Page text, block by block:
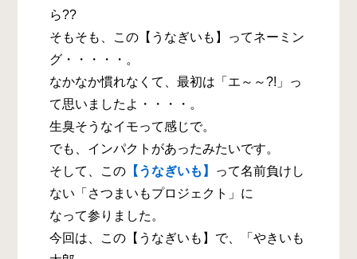
ら??
そもそも、この【うなぎいも】ってネーミン
グ・・・・・。
なかなか慣れなくて、最初は「エ～～?!」っ
て思いましたよ・・・・。
生臭そうなイモって感じで。
でも、インパクトがあったみたいです。
そして、この 【うなぎいも】 って名前負けし
ない「さつまいもプロジェクト」に
なって参りました。
今回は、この【うなぎいも】で、「やきいも